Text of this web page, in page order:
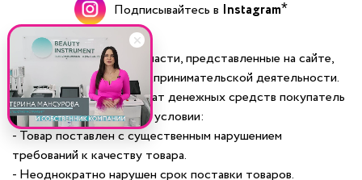
Подписывайтесь в Instagram
Всё оборудование и запчасти, представленные на сайте,
предназначены для предпринимательской деятельности.
Отказ от товара и возврат денежных средств покупатель
вправе осуществить при условии:
- Товар поставлен с существенным нарушением
требований к качеству товара.
- Неоднократно нарушен срок поставки товаров.